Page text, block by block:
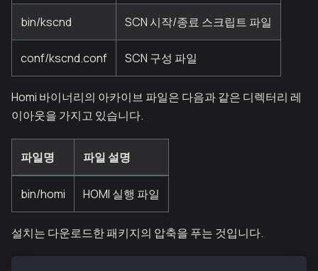
bin/kscnd SCN 시작/종료 스크립트 파일
conf/kscnd.conf SCN 구성 파일
Homi 바이너리의 아카이브 파일은 다음과 같은 디렉터리 레
이아웃을 가지고 있습니다.
파일명 파일 설명
bin/homi HOMI 실행 파일
설치는 다운로드한 패키지의 압축을 푸는 것입니다.